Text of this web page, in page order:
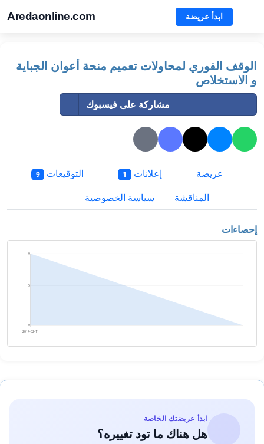
Aredaonline.com ابدأ عريضة
الوقف الفوري لمحاولات تعميم منحة أعوان الجباية
و الاستخلاص
مشاركة على فيسبوك
عريضة إعلانات 1 التوقيعات 9
المناقشة سياسة الخصوصية
إحصاءات
0
5
9
2014-02-11
ابدأ عريضتك الخاصة
هل هناك ما تود تغييره؟